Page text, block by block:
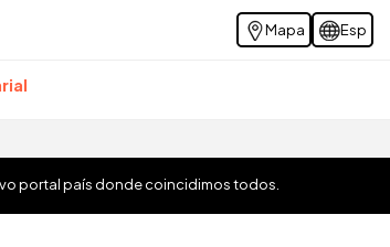
Mapa Esp
portal país donde coincidimos todos.